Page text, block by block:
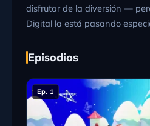
disfrutar de la diversión —
Digital la está pasando
Episodios
Ep. 1